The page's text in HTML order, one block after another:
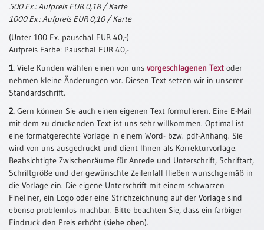
Psalmen
/
Bibel
Gebete
Ermutigung
/
Trauer
Geburt
/
Taufe
Schulanfang
Kindergeburtstag
Konfirmation
500 Ex.: Aufpreis EUR 0,18 / Karte
1000 Ex.: Aufpreis EUR 0,10 / Karte
(Unter 100 Ex. pauschal EUR 40,-)
Aufpreis Farbe: Pauschal EUR 40,-
1. Viele Kunden wählen einen von uns vorgeschlagenen Text oder
nehmen kleine Änderungen vor. Diesen Text setzen wir in unserer
Standardschrift.
2. Gern können Sie auch einen eigenen Text formulieren. Eine E-Mail
mit dem zu druckenden Text ist uns sehr willkommen. Optimal ist
eine formatgerechte Vorlage in einem Word- bzw. pdf-Anhang. Sie
wird von uns ausgedruckt und dient Ihnen als Korrekturvorlage.
Beabsichtigte Zwischenräume für Anrede und Unterschrift, Schriftart,
Schriftgröße und der gewünschte Zeilenfall fließen wunschgemäß in
die Vorlage ein. Die eigene Unterschrift mit einem schwarzen
Fineliner, ein Logo oder eine Strichzeichnung auf der Vorlage sind
ebenso problemlos machbar. Bitte beachten Sie, dass ein farbiger
Eindruck den Preis erhöht (siehe oben).